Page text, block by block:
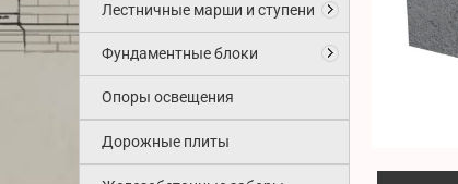
Лестничные марши и ступени
Фундаментные блоки
Опоры освещения
Дорожные плиты